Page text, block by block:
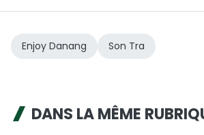
Enjoy Danang Son Tra
DANS LA MÊME